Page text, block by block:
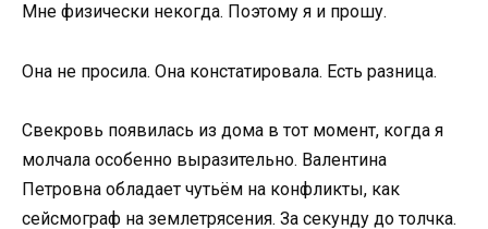
Мне физически некогда. Поэтому я и прошу.
Она не просила. Она констатировала. Есть разница.
Свекровь появилась из дома в тот момент, когда я
молчала особенно выразительно. Валентина
Петровна обладает чутьём на конфликты, как
сейсмограф на землетрясения. За секунду до толчка.